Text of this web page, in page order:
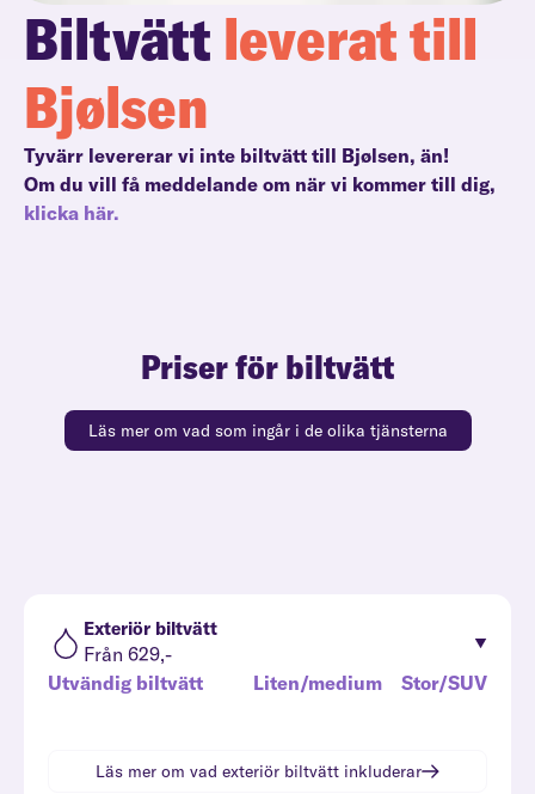
Biltvätt leverat till
Bjølsen
Tyvärr levererar vi inte biltvätt till Bjølsen, än!
Om du vill få meddelande om när vi kommer till dig,
klicka här.
Priser för biltvätt
Läs mer om vad som ingår i de olika tjänsterna
Exteriör biltvätt
Från 629,-
Utvändig biltvätt
Liten/medium Stor/SUV
Läs mer om vad exteriör biltvätt inkluderar